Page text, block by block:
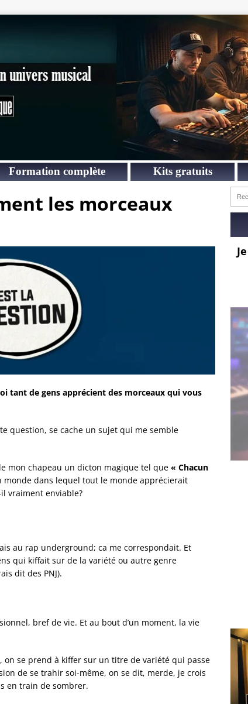
Formation complète Kits gratuits
les morceaux
tant de gens apprécient des morceaux qui vous
question, se cache un sujet qui me semble
mon chapeau un dicton magique tel que « Chacun
monde dans lequel tout le monde apprécierait
vraiment enviable?
au rap underground; ca me correspondait. Et
qui kiffait sur de la variété ou autre genre
dit des PNJ).
bref de vie. Et au bout d’un moment, la vie
on se prend à kiffer sur un titre de variété qui passe
de se trahir soi-même, on se dit, merde, je crois
en train de sombrer.